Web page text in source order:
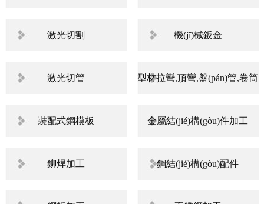
激光切割 機(jī)械鈑金
激光切管 型材拉彎,頂彎,盤(pán)管,卷筒
裝配式鋼模板 金屬結(jié)構(gòu)件加工
鉚焊加工 鋼結(jié)構(gòu)配件